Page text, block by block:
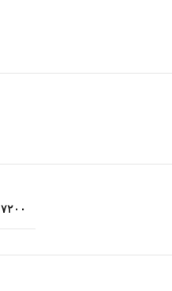
۷۲۰۰ دور در دقیقه